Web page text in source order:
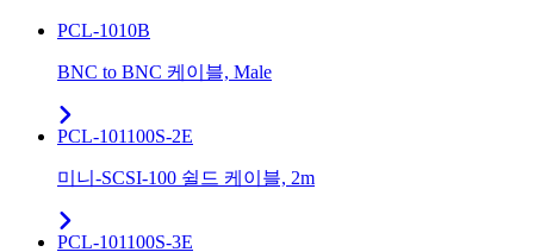
PCL-1010B
BNC to BNC 케이블, Male
PCL-101100S-2E
미니-SCSI-100 쉴드 케이블, 2m
PCL-101100S-3E